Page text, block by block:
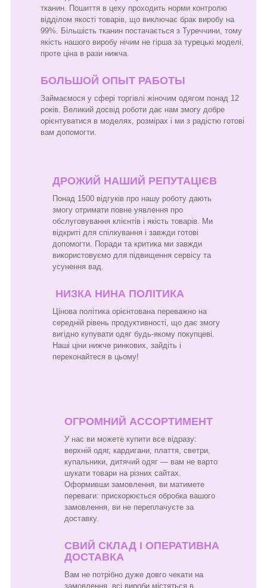
тканин. Пошиття в цеху проходить норми контролю
відділом якості товарів, що виключає брак виробу на
99%. Більшість тканин постачається з Туреччини, тому
якість нашого виробу нічим не гірша за турецькі моделі,
проте ціна в рази нижча.
БОЛЬШОЙ ОПЫТ РАБОТЫ
Займаємося у сфері торгівлі жіночим одягом понад 12
років. Великий досвід роботи дає нам змогу добре
орієнтуватися в моделях, розмірах і ми з радістю готові
вам допомогти.
ДРОЖИЙ НАШИЙ РЕПУТАЦІЄВ
Понад 1500 відгуків про нашу роботу дають
змогу отримати повне уявлення про
обслуговування клієнтів і якість товарів. Ми
відкриті для спілкування і завжди готові
допомогти. Поради та критика ми завжди
використовуємо для підвищення сервісу та
усунення вад.
НИЗКА НИНА ПОЛІТИКА
Цінова політика орієнтована переважно на
середній рівень продуктивності, що дає змогу
вигідно купувати одяг будь-якому покупцеві.
Наші ціни нижче ринкових, зайдіть і
переконайтеся в цьому!
ОГРОМНИЙ АССОРТИМЕНТ
У нас ви можете купити все відразу:
верхній одяг, кардигани, плаття, светри,
купальники, дитячий одяг — вам не варто
шукати товари на різних сайтах.
Оформивши замовлення, ви матимете
переваги: прискорюється обробка вашого
замовлення, ви не переплачуєте за
доставку.
СВИЙ СКЛАД І ОПЕРАТИВНА
ДОСТАВКА
Вам не потрібно дуже довго чекати на
замовлення, всі вироби містяться в